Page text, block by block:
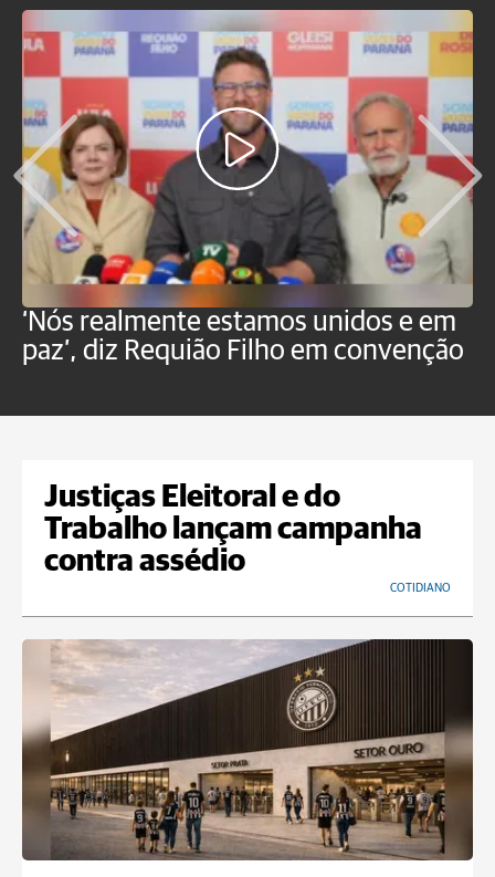
‘Nós realmente estamos unidos e em
paz’, diz Requião Filho em convenção
Justiças Eleitoral e do
Trabalho lançam campanha
contra assédio
COTIDIANO